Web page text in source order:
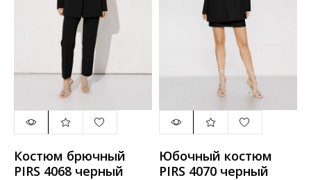
Костюм брючный
PIRS 4068 черный
Юбочный костюм
PIRS 4070 черный